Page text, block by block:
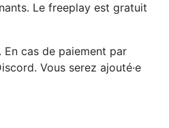
Le freeplay est gratuit
. En cas de paiement par
Vous serez ajouté·e